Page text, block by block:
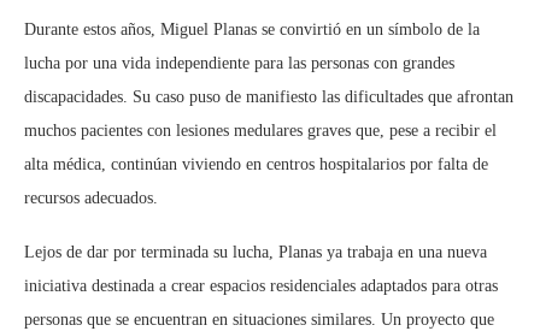
Durante estos años, Miguel Planas se convirtió en un símbolo de la
lucha por una vida independiente para las personas con grandes
discapacidades. Su caso puso de manifiesto las dificultades que afrontan
muchos pacientes con lesiones medulares graves que, pese a recibir el
alta médica, continúan viviendo en centros hospitalarios por falta de
recursos adecuados.
Lejos de dar por terminada su lucha, Planas ya trabaja en una nueva
iniciativa destinada a crear espacios residenciales adaptados para otras
personas que se encuentran en situaciones similares. Un proyecto que